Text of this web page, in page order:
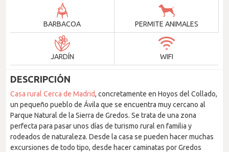
BARBACOA PERMITE ANIMALES
JARDÍN WIFI
DESCRIPCIÓN
Casa rural Cerca de Madrid, concretamente en Hoyos del Collado,
un pequeño pueblo de Ávila que se encuentra muy cercano al
Parque Natural de la Sierra de Gredos. Se trata de una zona
perfecta para pasar unos días de turismo rural en familia y
rodeados de naturaleza. Desde la casa se pueden hacer muchas
excursiones de todo tipo, desde hacer caminatas por Gredos